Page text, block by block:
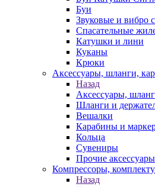
Буи
Звуковые и вибро
Спасательные
Катушки и лини
Куканы
Крюки
Аксессуары, шланги,
Назад
Аксессуары,
Шланги и
Вешалки
Карабины и
Кольца
Сувениры
Прочие аксессуары
Компрессоры,
Назад